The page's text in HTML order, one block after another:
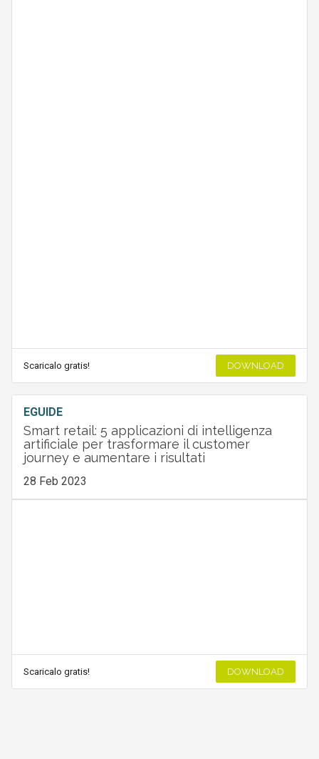
Scaricalo gratis! DOWNLOAD
EGUIDE
Smart retail: 5 applicazioni di intelligenza
artificiale per trasformare il customer
journey e aumentare i risultati
28 Feb 2023
Scaricalo gratis! DOWNLOAD